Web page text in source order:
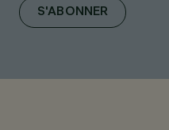
S'ABONNER